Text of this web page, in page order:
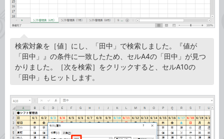
検索対象を［値］にし、「田中」で検索しました。『値が
「田中」』の条件に一致したため、セルA4の「田中」が見つ
かりました。［次を検索］をクリックすると、セルA10の
「田中」もヒットします。